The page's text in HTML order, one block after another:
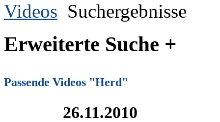
Videos Suchergebnisse
Erweiterte Suche +
Passende Videos "Herd"
26.11.2010